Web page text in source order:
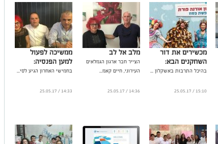
מכשירים את דור
השחקנים הבא:
בהיכל התרבות באשקלון ...
15:10 / 25.05.17
מלב אל לב
הצייר חבר ארגון הגמלאים
העירוני, חיים קאמ...
14:36 / 25.05.17
ממשיכה לפעול
למען הפנסיה:
בחמישי האחרון הגיע לסי...
14:33 / 25.05.17